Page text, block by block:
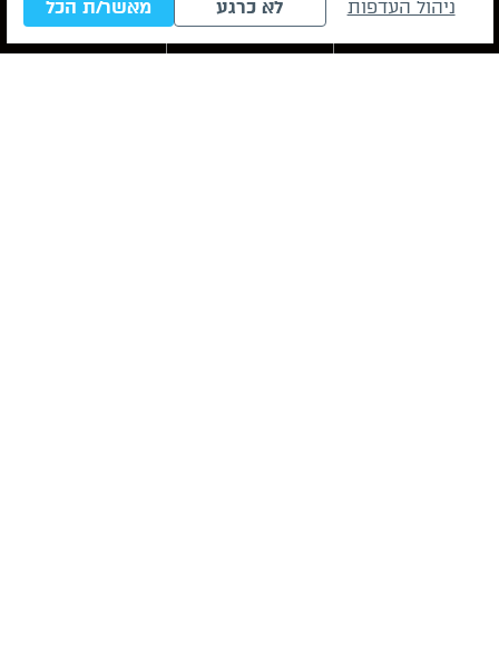
ניווט מהיר
לייעוץ ראשוני WhatsApp
ניהול העדפות לא כרגע מאשר/ת הכל